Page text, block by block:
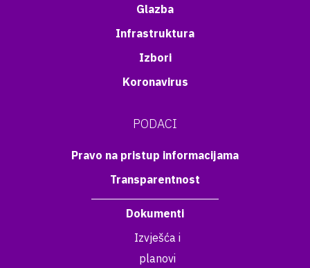
Glazba
Infrastruktura
Izbori
Koronavirus
PODACI
Pravo na pristup informacijama
Transparentnost
Dokumenti
Izvješća i
planovi